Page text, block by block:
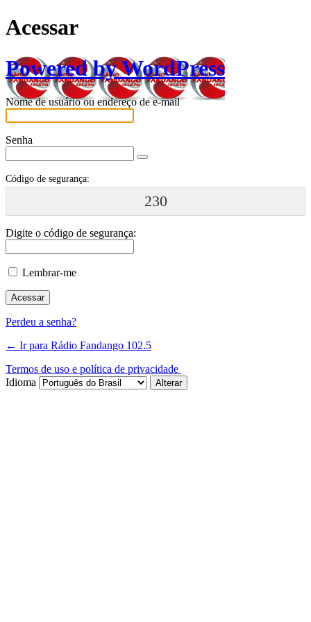
Acessar
Powered by WordPress
Nome de usuário ou endereço de e-mail
Senha
Código de segurança:
230
Digite o código de segurança:
Lembrar-me
Perdeu a senha?
← Ir para Rádio Fandango 102.5
Termos de uso e política de privacidade
Idioma